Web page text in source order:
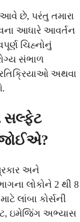
છે, પરંતુ તમારા
આધારે આવર્તન
ચિહ્નોનું
સંભાળ
અથવા
સલ્ફેટ
અને
લોકોને 2 થી 8
લાંબા કોર્સની
ઇમેજિંગ અભ્યાસ